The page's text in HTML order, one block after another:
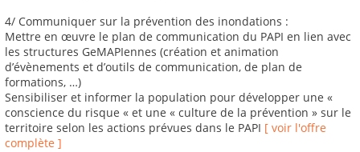
4/ Communiquer sur la prévention des inondations :
Mettre en œuvre le plan de communication du PAPI en lien avec
les structures GeMAPIennes (création et animation
d’évènements et d’outils de communication, de plan de
formations, …)
Sensibiliser et informer la population pour développer une «
conscience du risque « et une « culture de la prévention » sur le
territoire selon les actions prévues dans le PAPI [ voir l'offre
complète ]